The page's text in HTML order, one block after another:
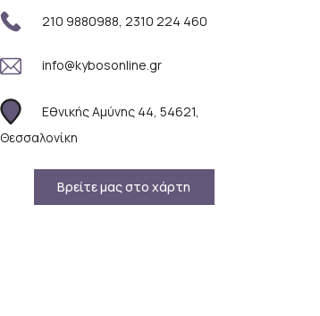
210 9880988, 2310 224 460
info@kybosonline.gr
Εθνικής Αμύνης 44, 54621,
Θεσσαλονίκη
Βρείτε μας στο χάρτη